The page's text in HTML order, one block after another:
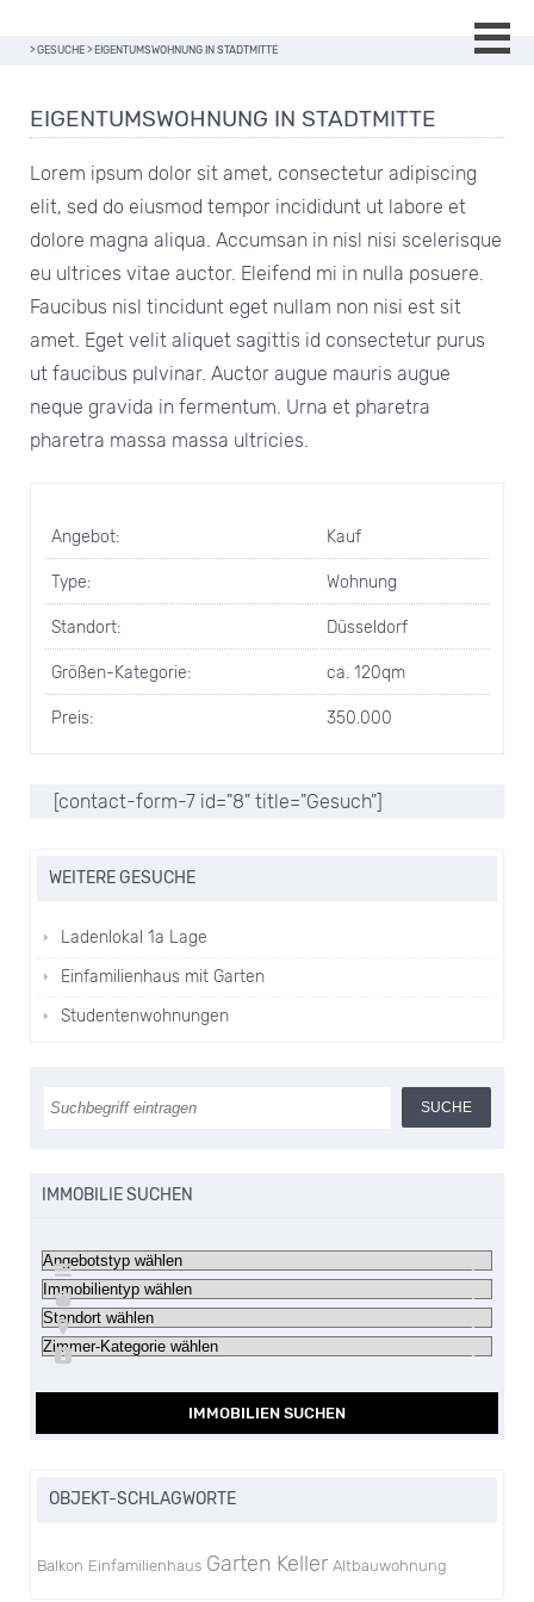
> GESUCHE > EIGENTUMSWOHNUNG IN STADTMITTE
EIGENTUMSWOHNUNG IN STADTMITTE
Lorem ipsum dolor sit amet, consectetur adipiscing
elit, sed do eiusmod tempor incididunt ut labore et
dolore magna aliqua. Accumsan in nisl nisi scelerisque
eu ultrices vitae auctor. Eleifend mi in nulla posuere.
Faucibus nisl tincidunt eget nullam non nisi est sit
amet. Eget velit aliquet sagittis id consectetur purus
ut faucibus pulvinar. Auctor augue mauris augue
neque gravida in fermentum. Urna et pharetra
pharetra massa massa ultricies.
Angebot: Kauf
Type: Wohnung
Standort: Düsseldorf
Größen-Kategorie: ca. 120qm
Preis: 350.000
[contact-form-7 id="8" title="Gesuch"]
WEITERE GESUCHE
Ladenlokal 1a Lage
Einfamilienhaus mit Garten
Studentenwohnungen
IMMOBILIE SUCHEN
IMMOBILIEN SUCHEN
OBJEKT-SCHLAGWORTE
Balkon Einfamilienhaus Garten Keller Altbauwohnung